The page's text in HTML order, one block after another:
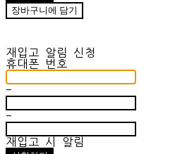
장바구니에 담기
재입고 알림 신청
휴대폰 번호
-
-
재입고 시 알림